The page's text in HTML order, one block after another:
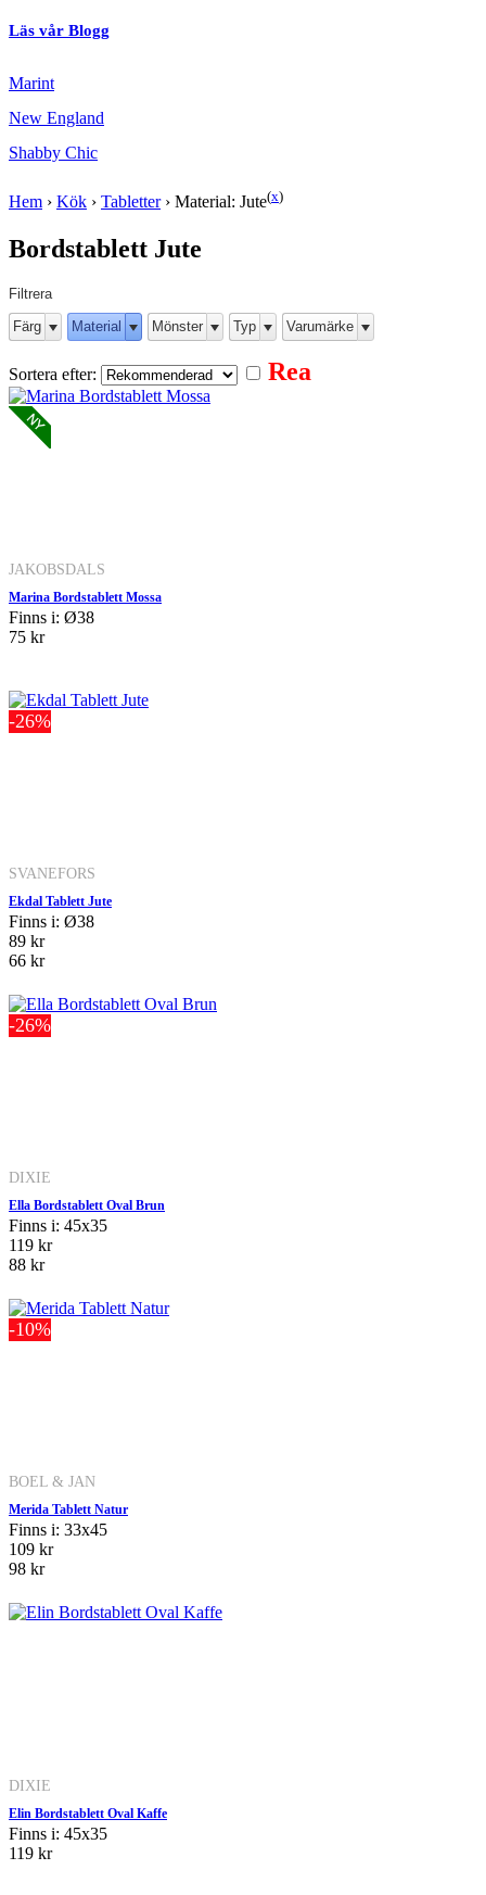
Läs vår Blogg
Marint
New England
Shabby Chic
Hem › Kök › Tabletter› Material: Jute(x)
Bordstablett Jute
Filtrera
Färg
Material Mönster Typ Varumärke
Sortera efter: Rea
JAKOBSDALS
Marina Bordstablett Mossa
Finns i: Ø38
75 kr
-26%
SVANEFORS
Ekdal Tablett Jute
Finns i: Ø38
89 kr
66 kr
-26%
DIXIE
Ella Bordstablett Oval Brun
Finns i: 45x35
119 kr
88 kr
-10%
BOEL & JAN
Merida Tablett Natur
Finns i: 33x45
109 kr
98 kr
DIXIE
Elin Bordstablett Oval Kaffe
Finns i: 45x35
119 kr